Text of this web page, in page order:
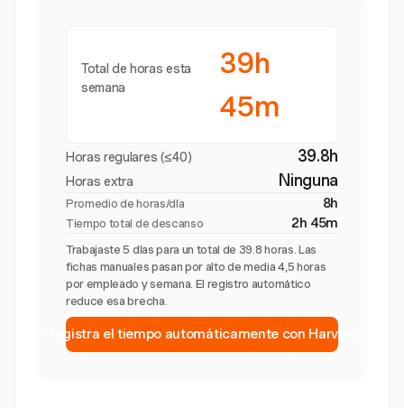
Total de horas esta
semana
39h
45m
Horas regulares (≤40) 39.8h
Horas extra Ninguna
Promedio de horas/día 8h
Tiempo total de descanso 2h 45m
Trabajaste 5 días para un total de 39.8 horas. Las
fichas manuales pasan por alto de media 4,5 horas
por empleado y semana. El registro automático
reduce esa brecha.
Registra el tiempo automáticamente con Harvest